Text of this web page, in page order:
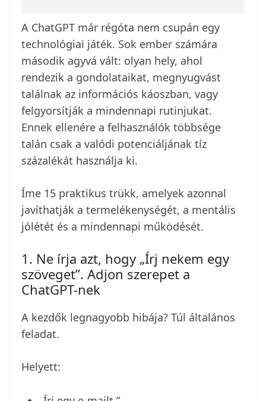
A ChatGPT már régóta nem csupán egy
technológiai játék. Sok ember számára
második agyvá vált: olyan hely, ahol
rendezik a gondolataikat, megnyugvást
találnak az információs káoszban, vagy
felgyorsítják a mindennapi rutinjukat.
Ennek ellenére a felhasználók többsége
talán csak a valódi potenciáljának tíz
százalékát használja ki.
Íme 15 praktikus trükk, amelyek azonnal
javíthatják a termelékenységét, a mentális
jólétét és a mindennapi működését.
1. Ne írja azt, hogy „Írj nekem egy
szöveget”. Adjon szerepet a
ChatGPT-nek
A kezdők legnagyobb hibája? Túl általános
feladat.
Helyett: